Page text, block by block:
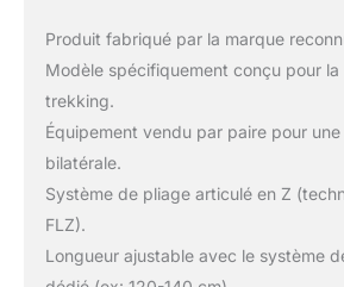
Produit fabriqué par la marque
Modèle spécifiquement conçu pour
trekking.
Équipement vendu par paire pour une
bilatérale.
Système de pliage articulé en Z
FLZ).
Longueur ajustable avec le système